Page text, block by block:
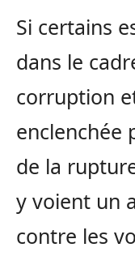
Si certains
dans le
corruption
enclenchée
de la
y voient un
contre les